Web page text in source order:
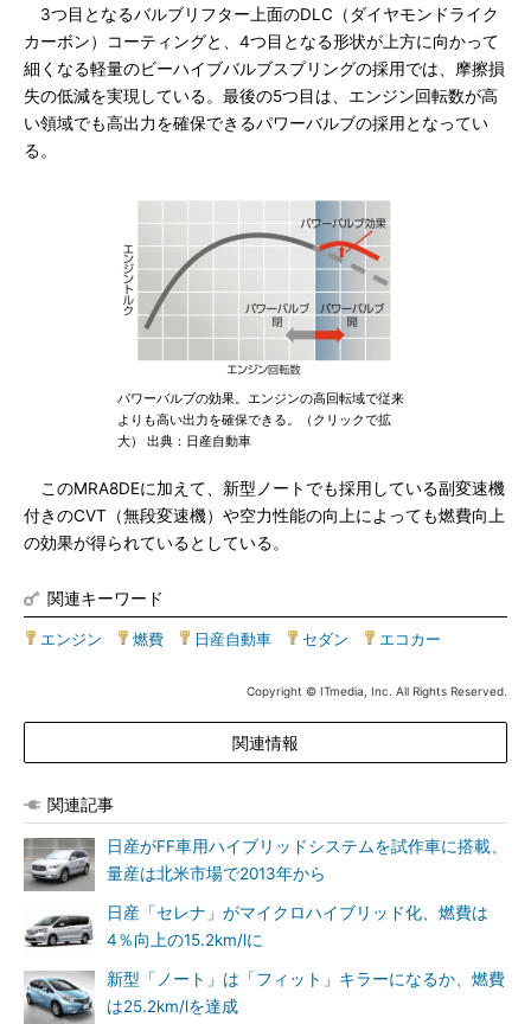
3つ目となるバルブリフター上面のDLC（ダイヤモンドライク
カーボン）コーティングと、4つ目となる形状が上方に向かって
細くなる軽量のビーハイブバルブスプリングの採用では、摩擦損
失の低減を実現している。最後の5つ目は、エンジン回転数が高
い領域でも高出力を確保できるパワーバルブの採用となってい
る。
パワーバルブの効果。エンジンの高回転域で従来
よりも高い出力を確保できる。（クリックで拡
大） 出典：日産自動車
このMRA8DEに加えて、新型ノートでも採用している副変速機
付きのCVT（無段変速機）や空力性能の向上によっても燃費向上
の効果が得られているとしている。
関連キーワード
エンジン 燃費 日産自動車 セダン エコカー
Copyright © ITmedia, Inc. All Rights Reserved.
関連情報
関連記事
日産がFF車用ハイブリッドシステムを試作車に搭載、
量産は北米市場で2013年から
日産「セレナ」がマイクロハイブリッド化、燃費は
4％向上の15.2km/lに
新型「ノート」は「フィット」キラーになるか、燃費
は25.2km/lを達成